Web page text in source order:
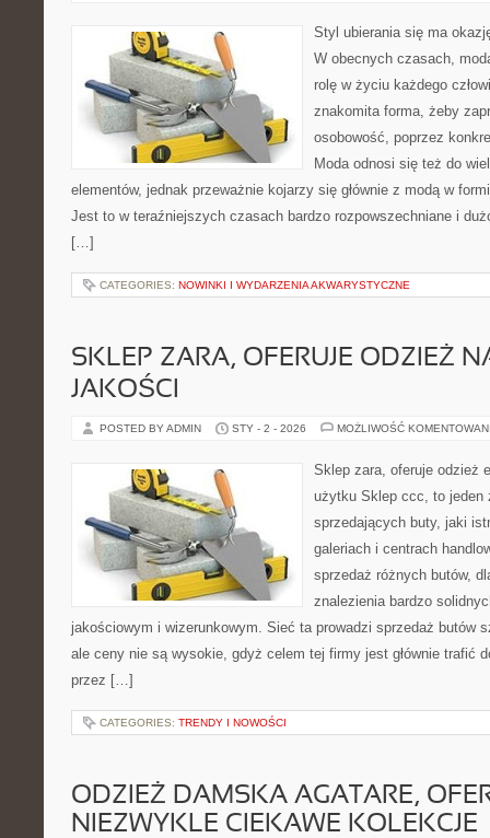
Styl ubierania się ma
W obecnych czasach,
rolę w życiu każdego
znakomita forma, żeby
osobowość, poprzez
Moda odnosi się też do
elementów, jednak przeważnie kojarzy się głównie z modą w
Jest to w teraźniejszych czasach bardzo rozpowszechniane i
[…]
CATEGORIES: NOWINKI I WYDARZENIA AKWARYSTYCZNE
SKLEP ZARA, OFERUJE ODZIEŻ
JAKOŚCI
POSTED BY ADMIN STY - 2 - 2026 MOŻLIWOŚĆ
Sklep zara, oferuje odzież
użytku Sklep ccc, to jeden
sprzedających buty, jaki
galeriach i centrach
sprzedaż różnych butów,
znalezienia bardzo
jakościowym i wizerunkowym. Sieć ta prowadzi sprzedaż butów
ale ceny nie są wysokie, gdyż celem tej firmy jest głównie trafić
przez […]
CATEGORIES: TRENDY I NOWOŚCI
ODZIEŻ DAMSKA AGATARE,
NIEZWYKLE CIEKAWE KOLEKCJE